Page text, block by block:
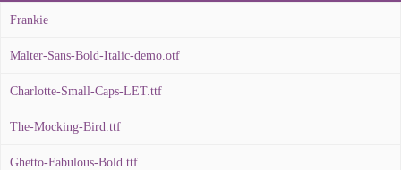
Frankie
Malter-Sans-Bold-Italic-demo.otf
Charlotte-Small-Caps-LET.ttf
The-Mocking-Bird.ttf
Ghetto-Fabulous-Bold.ttf